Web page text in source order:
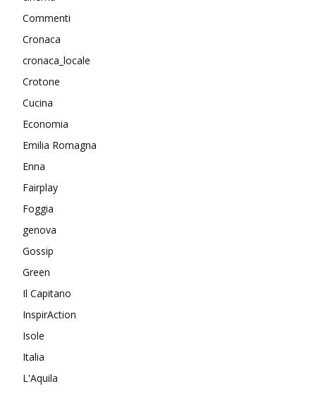
Commenti
Cronaca
cronaca_locale
Crotone
Cucina
Economia
Emilia Romagna
Enna
Fairplay
Foggia
genova
Gossip
Green
Il Capitano
InspirAction
Isole
Italia
L'Aquila